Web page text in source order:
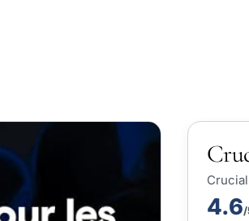
Crucial
4.6